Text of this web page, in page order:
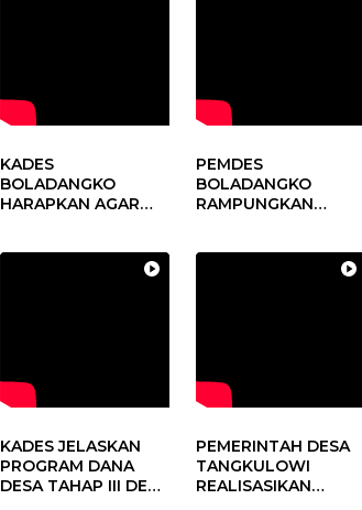
KADES
BOLADANGKO
HARAPKAN AGAR
PEMDES
BOLADANGKO
RAMPUNGKAN
KADES JELASKAN
PROGRAM DANA
DESA TAHAP III DESA
PEMERINTAH DESA
TANGKULOWI
REALISASIKAN